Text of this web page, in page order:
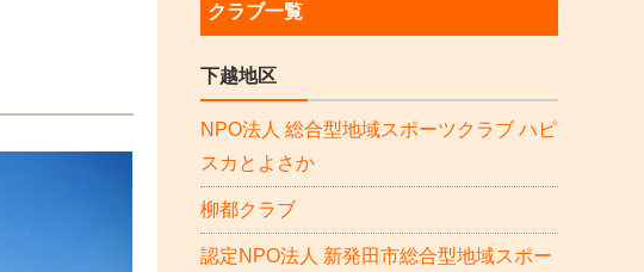
クラブ一覧
下越地区
NPO法人 総合型地域スポーツクラブ ハピ
スカとよさか
柳都クラブ
認定NPO法人 新発田市総合型地域スポー